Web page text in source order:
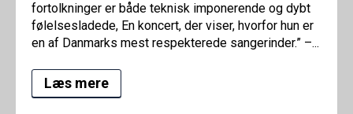
fortolkninger er både teknisk imponerende og dybt
følelsesladede, En koncert, der viser, hvorfor hun er
en af Danmarks mest respekterede sangerinder.” –...
Læs mere